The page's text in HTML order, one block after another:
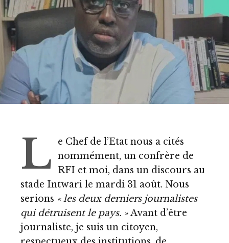
L e Chef de l’Etat nous a cités
nommément, un confrère de
RFI et moi, dans un discours au
stade Intwari le mardi 31 août. Nous
serions « les deux derniers journalistes
qui détruisent le pays. »Avant d’être
journaliste, je suis un citoyen,